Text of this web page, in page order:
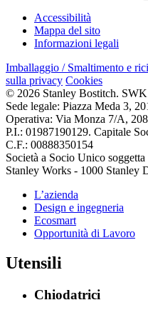
Accessibilità
Mappa del sito
Informazioni legali
Imballaggio / Smaltimento e
sulla privacy Cookies
© 2026 Stanley Bostitch.
Sede legale: Piazza Meda 3,
Operativa: Via Monza 7/A,
P.I.: 01987190129. Capitale
C.F.: 00888350154
Società a Socio Unico
Stanley Works - 1000
L’azienda
Design e ingegneria
Ecosmart
Opportunità di Lavoro
Utensili
Chiodatrici